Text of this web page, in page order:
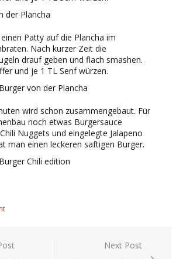
Patty auf die Plancha im
Nach kurzer Zeit die
drauf geben und flach smashen.
und je 1 TL Senf würzen.
wird schon zusammengebaut. Für
noch etwas Burgersauce
Nuggets und eingelegte Jalapeno
man einen leckeren saftigen Burger.
Next Post